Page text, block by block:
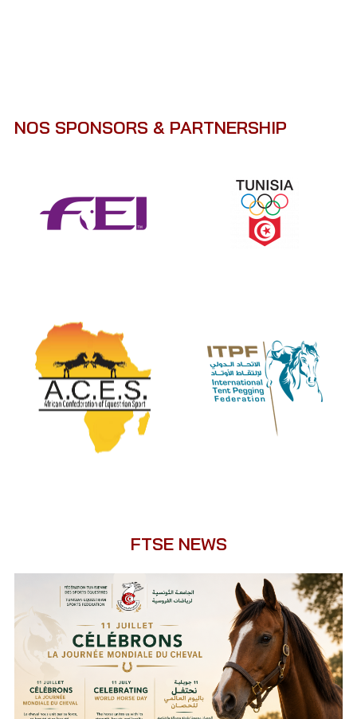
NOS SPONSORS & PARTNERSHIP
FTSE NEWS